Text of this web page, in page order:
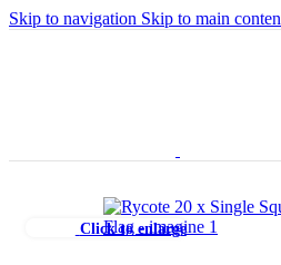
Skip to navigation Skip to main
Click to enlarge